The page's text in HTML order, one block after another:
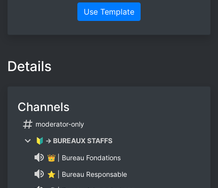
Use Template
Details
Channels
moderator-only
🔰 → BUREAUX STAFFS
👑 | Bureau Fondations
⭐ | Bureau Responsable